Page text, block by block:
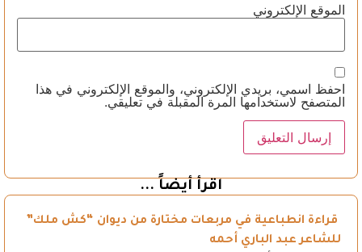
الموقع الإلكتروني
احفظ اسمي، بريدي الإلكتروني، والموقع الإلكتروني في هذا
المتصفح لاستخدامها المرة المقبلة في تعليقي.
اقرأ أيضاً ...
قراءة انطباعية في مربعات مختارة من ديوان “كش ملك”
للشاعر عبد الباري أحمه